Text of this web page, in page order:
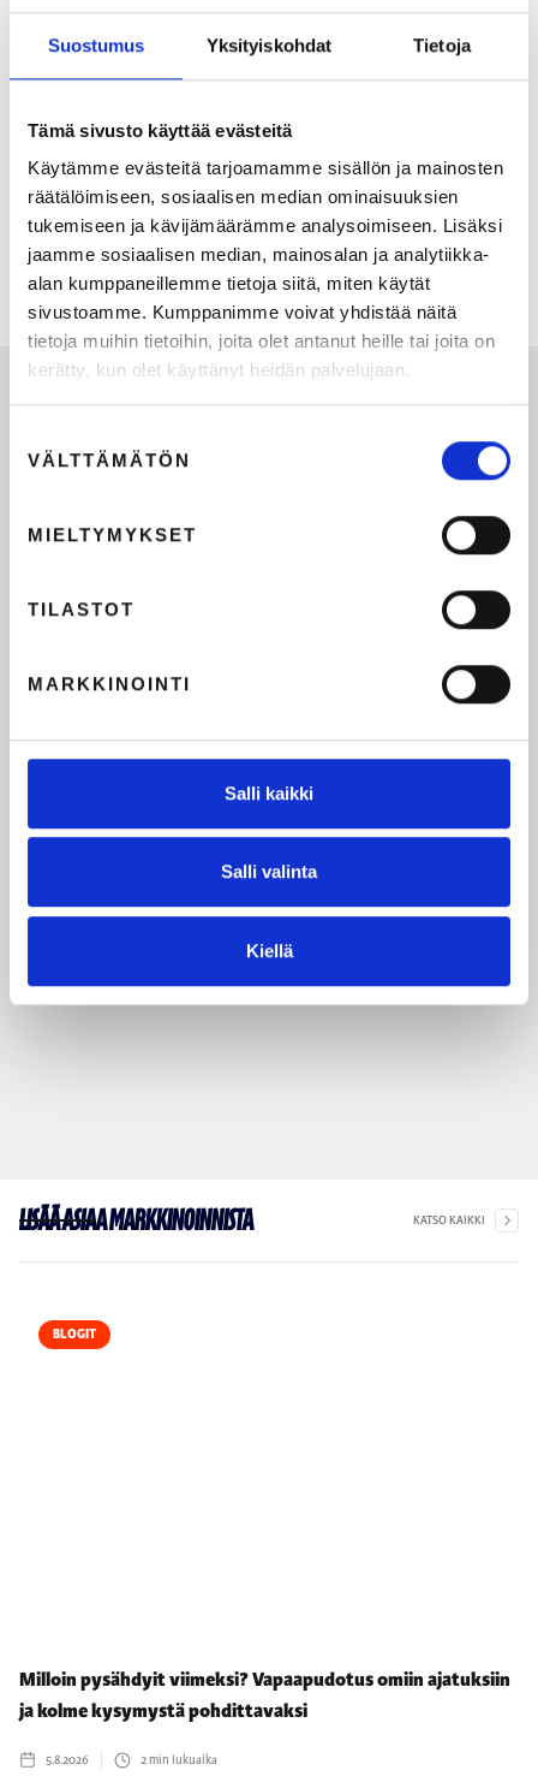
Suostumus Yksityiskohdat Tietoja
Tämä sivusto käyttää evästeitä
Käytämme evästeitä tarjoamamme sisällön ja mainosten
räätälöimiseen, sosiaalisen median ominaisuuksien
tukemiseen ja kävijämäärämme analysoimiseen. Lisäksi
jaamme sosiaalisen median, mainosalan ja analytiikka-
alan kumppaneillemme tietoja siitä, miten käytät
sivustoamme. Kumppanimme voivat yhdistää näitä
tietoja muihin tietoihin, joita olet antanut heille tai joita on
kerätty, kun olet käyttänyt heidän palvelujaan.
valinta
VÄLTTÄMÄTÖN
MIELTYMYKSET
TILASTOT
MARKKINOINTI
Salli kaikki
Salli valinta
Kiellä
MR Sunnuntaibrunssi #23 Ossi Honkanen - Hasanin
partneri ja innovaattori
19.6.2025 3 min lukuaika
Lisää asiaa markkinoinnista KATSO KAIKKI
BLOGIT
Milloin pysähdyit viimeksi? Vapaapudotus omiin ajatuksiin
ja kolme kysymystä pohdittavaksi
5.8.2026 2min lukuaika